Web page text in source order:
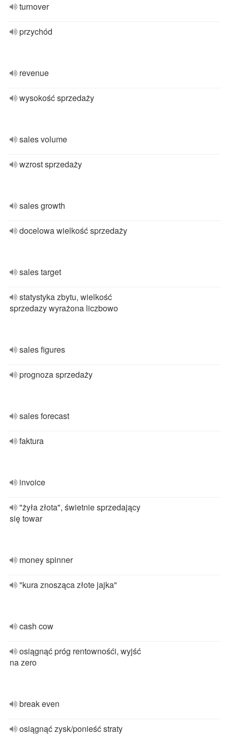
turnover
przychód
revenue
wysokość sprzedaży
sales volume
wzrost sprzedaży
sales growth
docelowa wielkość sprzedaży
sales target
statystyka zbytu, wielkość
sprzedazy wyrażona liczbowo
sales figures
prognoza sprzedaży
sales forecast
faktura
invoice
"żyła złota", świetnie sprzedający
się towar
money spinner
"kura znosząca złote jajka"
cash cow
osiągnąć próg rentownośći, wyjść
na zero
break even
osiągnąć zysk/ponieść straty